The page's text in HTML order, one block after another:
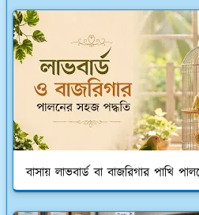
বাসায় লাভবার্ড বা বাজরিগার পাখি